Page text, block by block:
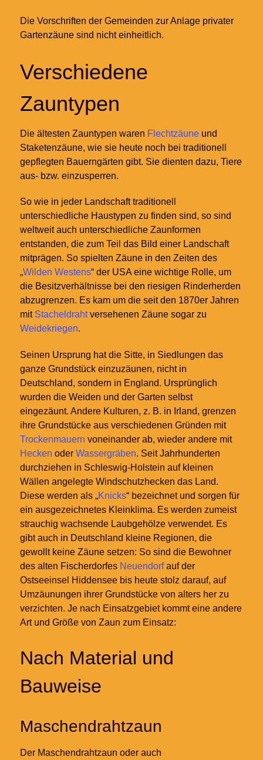
Die Vorschriften der Gemeinden zur Anlage privater
Gartenzäune sind nicht einheitlich.
Verschiedene
Zauntypen
Die ältesten Zauntypen waren Flechtzäune und
Staketenzäune, wie sie heute noch bei traditionell
gepflegten Bauerngärten gibt. Sie dienten dazu, Tiere
aus- bzw. einzusperren.
So wie in jeder Landschaft traditionell
unterschiedliche Haustypen zu finden sind, so sind
weltweit auch unterschiedliche Zaunformen
entstanden, die zum Teil das Bild einer Landschaft
mitprägen. So spielten Zäune in den Zeiten des
„Wilden Westens“ der USA eine wichtige Rolle, um
die Besitzverhältnisse bei den riesigen Rinderherden
abzugrenzen. Es kam um die seit den 1870er Jahren
mit Stacheldrahtversehenen Zäune sogar zu
Weidekriegen.
Seinen Ursprung hat die Sitte, in Siedlungen das
ganze Grundstück einzuzäunen, nicht in
Deutschland, sondern in England. Ursprünglich
wurden die Weiden und der Garten selbst
eingezäunt. Andere Kulturen, z. B. in Irland, grenzen
ihre Grundstücke aus verschiedenen Gründen mit
Trockenmauern voneinander ab, wieder andere mit
Hecken oder Wassergräben. Seit Jahrhunderten
durchziehen in Schleswig-Holstein auf kleinen
Wällen angelegte Windschutzhecken das Land.
Diese werden als „Knicks“ bezeichnet und sorgen für
ein ausgezeichnetes Kleinklima. Es werden zumeist
strauchig wachsende Laubgehölze verwendet. Es
gibt auch in Deutschland kleine Regionen, die
gewollt keine Zäune setzen: So sind die Bewohner
des alten Fischerdorfes Neuendorfauf der
Ostseeinsel Hiddensee bis heute stolz darauf, auf
Umzäunungen ihrer Grundstücke von alters her zu
verzichten. Je nach Einsatzgebiet kommt eine andere
Art und Größe von Zaun zum Einsatz:
Nach Material und
Bauweise
Maschendrahtzaun
Der Maschendrahtzaun oder auch